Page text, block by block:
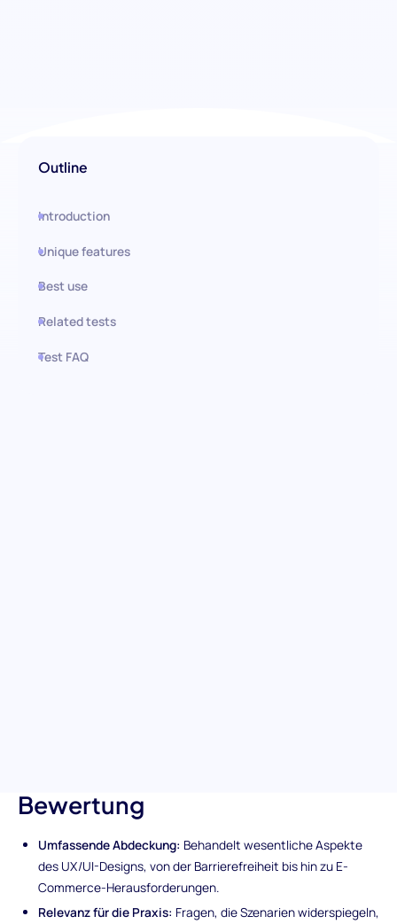
Outline
Introduction
Unique features
Best use
Related tests
Test FAQ
Bewertung
Umfassende Abdeckung: Behandelt wesentliche Aspekte
des UX/UI-Designs, von der Barrierefreiheit bis hin zu E-
Commerce-Herausforderungen.
Relevanz für die Praxis: Fragen, die Szenarien widerspiegeln,